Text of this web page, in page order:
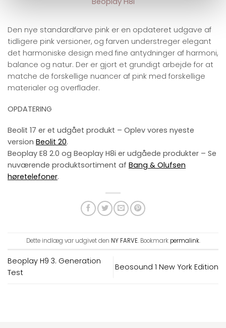
Den nye standardfarve pink er en opdateret udgave af
tidligere pink versioner, og farven understreger elegant
det harmoniske design med fine antydninger af harmoni,
balance og natur. Der er gjort et grundigt arbejde for at
matche de forskellige nuancer af pink med forskellige
materialer og overflader.
OPDATERING
Beolit 17 er et udgået produkt – Oplev vores nyeste
version Beolit 20.
Beoplay E8 2.0 og Beoplay H8i er udgåede produkter – Se
nuværende produktsortiment af Bang & Olufsen
høretelefoner.
Dette indlæg var udgivet den NY FARVE. Bookmark permalink.
Beoplay H9 3. Generation
Test
Beosound 1 New York Edition